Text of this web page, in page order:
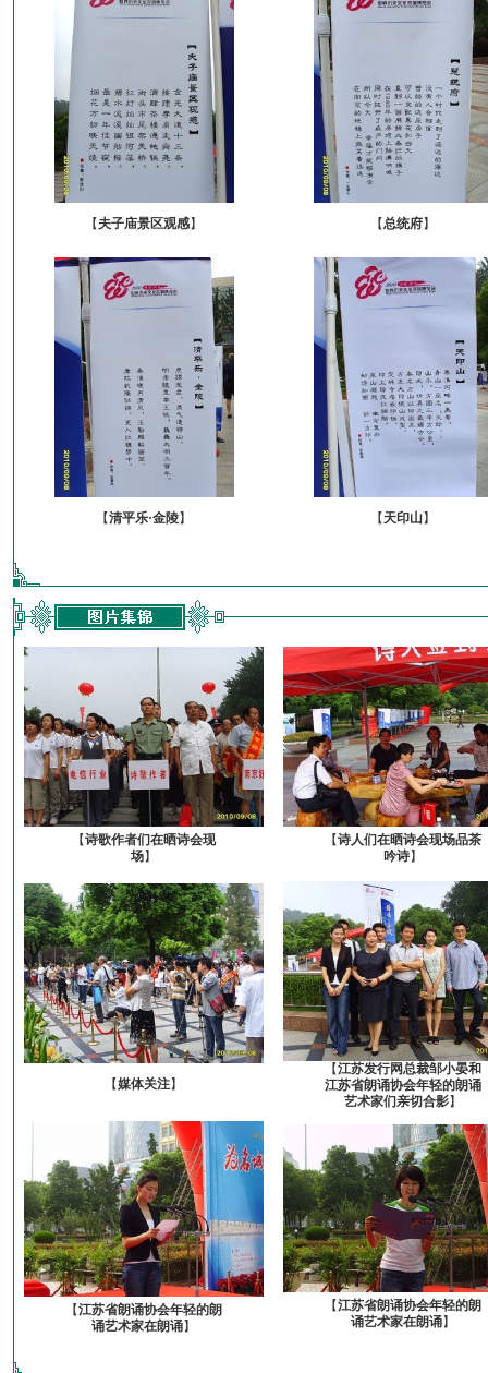
【夫子庙景区观感】 【总统府】
【清平乐·金陵】 【 天印山】
【诗歌作者们在晒诗会现
场】
【诗人们在晒诗会现场品茶
吟诗】
【媒体关注】
【江苏发行网总裁邹小晏和
江苏省朗诵协会年轻的朗诵
艺术家们亲切合影】
【江苏省朗诵协会年轻的朗
诵艺术家在朗诵】
【江苏省朗诵协会年轻的朗
诵艺术家在朗诵】